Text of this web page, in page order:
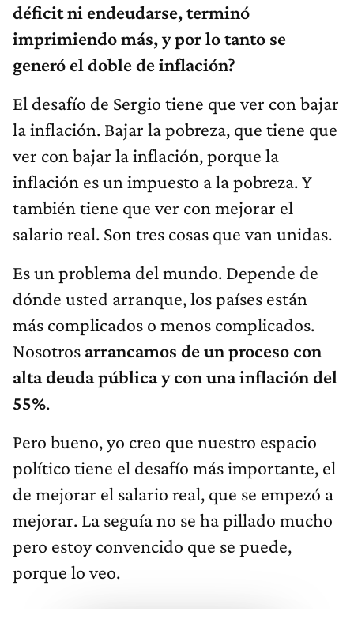
déficit ni endeudarse, terminó
imprimiendo más, y por lo tanto se
generó el doble de inflación?
El desafío de Sergio tiene que ver con bajar
la inflación. Bajar la pobreza, que tiene que
ver con bajar la inflación, porque la
inflación es un impuesto a la pobreza. Y
también tiene que ver con mejorar el
salario real. Son tres cosas que van unidas.
Es un problema del mundo. Depende de
dónde usted arranque, los países están
más complicados o menos complicados.
Nosotros arrancamos de un proceso con
alta deuda pública y con una inflación del
55%.
Pero bueno, yo creo que nuestro espacio
político tiene el desafío más importante, el
de mejorar el salario real, que se empezó a
mejorar. La seguía no se ha pillado mucho
pero estoy convencido que se puede,
porque lo veo.